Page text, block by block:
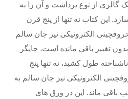
گالری از نوع برداشت و آن را به
این کتاب نه تنها از پنج قرن
الکترونیکی نیز جان سالم
تغییر باقی مانده است. چاپگر
طول کشید، نه تنها پنج
الکترونیکی نیز جان سالم به
باقی ماند. این در ورق های